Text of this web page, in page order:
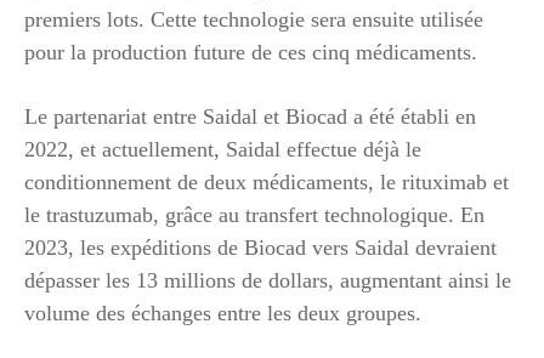
premiers lots. Cette technologie sera ensuite utilisée
pour la production future de ces cinq médicaments.
Le partenariat entre Saidal et Biocad a été établi en
2022, et actuellement, Saidal effectue déjà le
conditionnement de deux médicaments, le rituximab et
le trastuzumab, grâce au transfert technologique. En
2023, les expéditions de Biocad vers Saidal devraient
dépasser les 13 millions de dollars, augmentant ainsi le
volume des échanges entre les deux groupes.